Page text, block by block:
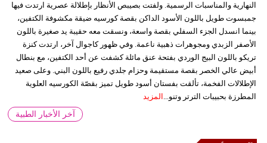
النهارية والمناسبات الرسمية. ولفتت بصيبص الأنظار بإطلالة عصرية ارتدت فيها
جمبسوت طويل باللون الأسود الداكن بقصة كورسيه ضيقة مكشوفة الكتفين،
بينما انسدل الجزء السفلي بقصة واسعة، ونسقت معه حقيبة يد صغيرة باللون
الأصفر الزبدي ومجوهرات ذهبية ناعمة. وفي ظهور كاجوال آخر، ارتدت كنزة
تريكو باللون البيج الوردي بفتحة عنق مائلة كشفت عن أحد الكتفين، مع بنطال
أبيض عالي الخصر بقصة مستقيمة وحزام جلدي رفيع باللون البني. وعلى صعيد
الإطلالات الفخمة، تألقت بفستان أسود طويل تميز بقصّة الكورسيه العلوية
المطرزة بحبيبات الترتر وتنو... المزيد
آخر الأخبار الطبية